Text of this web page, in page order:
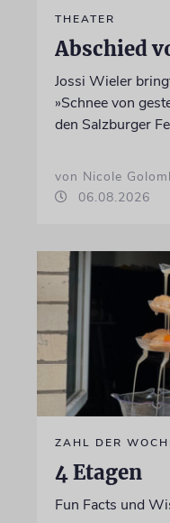
THEATER
Abschied
Jossi Wieler
»Schnee von
den Salzburger
von Nicole
06.08.2026
ZAHL DER
4 Etagen
Fun Facts und